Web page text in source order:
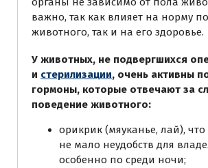
важно, так как влияет на норму
животного, так и на его здоровье.
У животных, не подвергшихся
и стерилизации, очень активны
гормоны, которые отвечают за
поведение животного:
орикрик (мяуканье, лай), что
не мало неудобств для
особенно по среди ночи;